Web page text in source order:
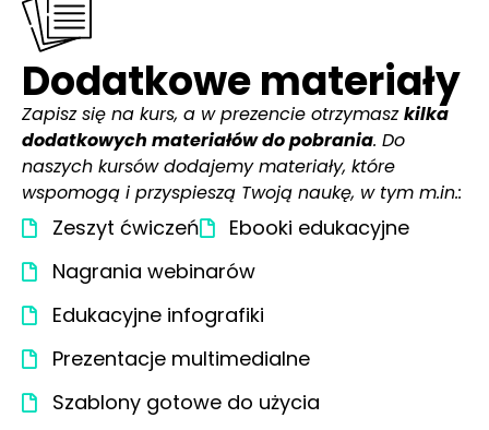
Dodatkowe materiały
Zapisz się na kurs, a w prezencie otrzymaszkilka
dodatkowych materiałów do pobrania. Do
naszych kursów dodajemy materiały, które
wspomogą i przyspieszą Twoją naukę, w tym m.in.:
Zeszyt ćwiczeń
Ebooki edukacyjne
Nagrania webinarów
Edukacyjne infografiki
Prezentacje multimedialne
Szablony gotowe do użycia